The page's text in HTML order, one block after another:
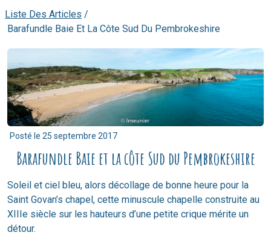
Liste Des Articles /
Barafundle Baie Et La Côte Sud Du Pembrokeshire
Posté le 25 septembre 2017
Barafundle Baie et la côte Sud du Pembrokeshire
Soleil et ciel bleu, alors décollage de bonne heure pour la
Saint Govan’s chapel, cette minuscule chapelle construite au
XIIIe siècle sur les hauteurs d’une petite crique mérite un
détour.